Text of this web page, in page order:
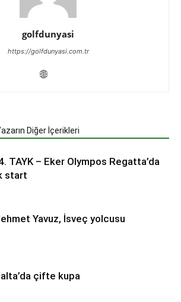
golfdunyasi
https://golfdunyasi.com.tr
Diğer İçerikleri
TAYK – Eker Olympos Regatta’da
start
Yavuz, İsveç yolcusu
çifte kupa